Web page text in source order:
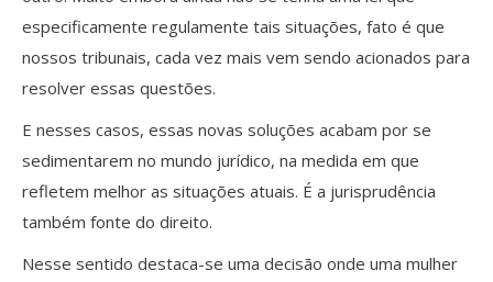
especificamente regulamente tais situações, fato é que
nossos tribunais, cada vez mais vem sendo acionados para
resolver essas questões.
E nesses casos, essas novas soluções acabam por se
sedimentarem no mundo jurídico, na medida em que
refletem melhor as situações atuais. É a jurisprudência
também fonte do direito.
Nesse sentido destaca-se uma decisão onde uma mulher